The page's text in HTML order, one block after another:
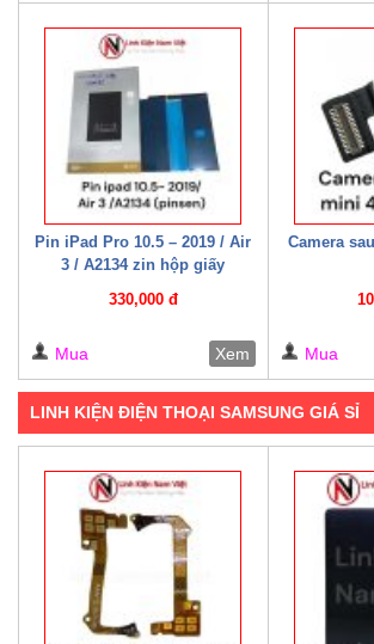
Pin iPad Pro 10.5 – 2019 / Air
3 / A2134 zin hộp giấy
330,000 đ
Mua Xem
Camera
Mua
LINH KIỆN ĐIỆN THOẠI SAMSUNG GIÁ SỈ